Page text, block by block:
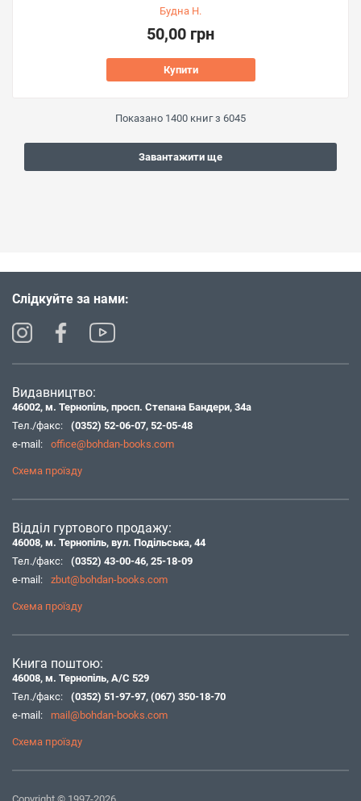
Будна Н.
50,00 грн
Купити
Показано 1400 книг з 6045
Завантажити ще
Слідкуйте за нами:
Видавництво:
46002, м. Тернопіль, просп. Степана Бандери, 34а
Тел./факс:
(0352) 52-06-07, 52-05-48
e-mail:
office@bohdan-books.com
Схема проїзду
Відділ гуртового продажу:
46008, м. Тернопіль, вул. Подільська, 44
Тел./факс:
(0352) 43-00-46, 25-18-09
e-mail:
zbut@bohdan-books.com
Схема проїзду
Книга поштою:
46008, м. Тернопіль, А/С 529
Тел./факс:
(0352) 51-97-97, (067) 350-18-70
e-mail:
mail@bohdan-books.com
Схема проїзду